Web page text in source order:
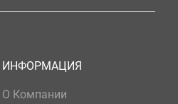
ИНФОРМАЦИЯ
О Компании